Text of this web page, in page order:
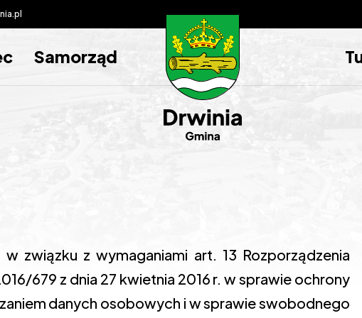
Samorząd
związku z wymaganiami art. 13 Rozporządzenia
679 z dnia 27 kwietnia 2016 r. w sprawie ochrony
danych osobowych i w sprawie swobodnego